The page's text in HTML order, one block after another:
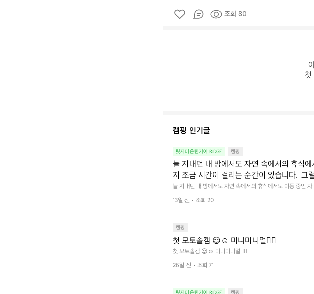
조회 80
캠핑 인기글
릿지마운틴기어 RIDGE 캠핑
늘 지내던 내 방에서도 자연 속에서의 휴식
지 조금 시간이 걸리는 순간이 있습니다.  그
을 조용히 내리듯이.  Polartec® Wind Pro™
를 차단하고, 얼굴에 밀착하여 빛을 막아줍
늘 지내던 내 방에서도 자연 속에서의 휴식에서도 이동 중인
다.  그럴 때는 차분하게 눈을 가려보세요. 마치 암막 커튼을
줍니다.  차가운 공기를 차단하고, 얼굴에 밀착하여 빛을 막아
13일 전 조회 20
캠핑
첫 모토솔캠 😌☺️ 미니미니멀👌🏼
첫 모토솔캠 😌☺️ 미니미니멀👌🏼
26일 전 조회 71